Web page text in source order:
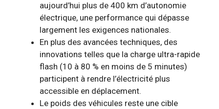
aujourd’hui plus de 400 km d’autonomie
électrique, une performance qui dépasse
largement les exigences nationales.
En plus des avancées techniques, des
innovations telles que la charge ultra-rapide
flash (10 à 80 % en moins de 5 minutes)
participent à rendre l’électricité plus
accessible en déplacement.
Le poids des véhicules reste une cible